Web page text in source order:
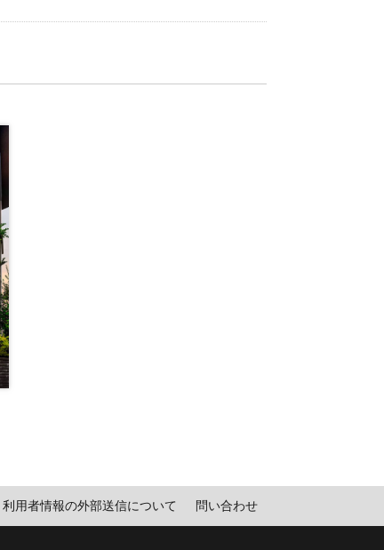
利用者情報の外部送信について 問い合わせ